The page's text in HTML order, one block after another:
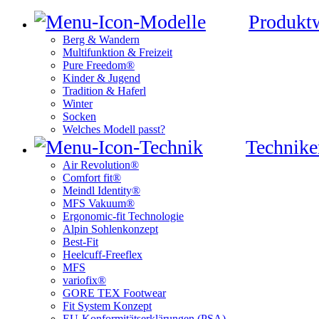
Berg & Wandern
Multifunktion & Freizeit
Pure Freedom®
Kinder & Jugend
Tradition & Haferl
Winter
Socken
Welches Modell passt?
Air Revolution®
Comfort fit®
Meindl Identity®
MFS Vakuum®
Ergonomic-fit Technologie
Alpin Sohlenkonzept
Best-Fit
Heelcuff-Freeflex
MFS
variofix®
GORE TEX Footwear
Fit System Konzept